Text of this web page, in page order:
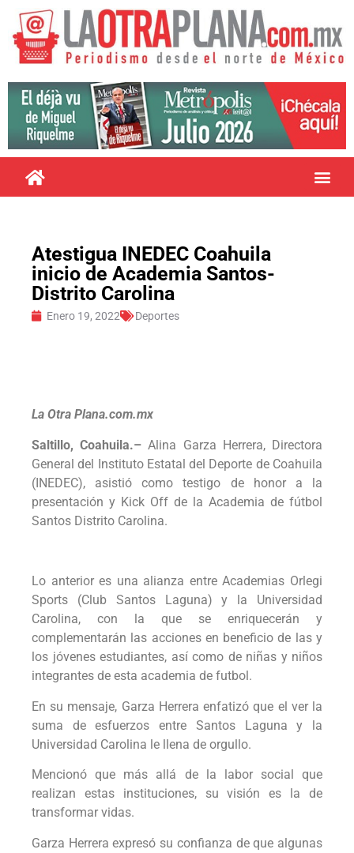
Atestigua INEDEC Coahuila
inicio de Academia Santos-
Distrito Carolina
Enero 19, 2022 Deportes
La Otra Plana.com.mx
Saltillo, Coahuila.– Alina Garza Herrera, Directora
General del Instituto Estatal del Deporte de Coahuila
(INEDEC), asistió como testigo de honor a la
presentación y Kick Off de la Academia de fútbol
Santos Distrito Carolina.
Lo anterior es una alianza entre Academias Orlegi
Sports (Club Santos Laguna) y la Universidad
Carolina, con la que se enriquecerán y
complementarán las acciones en beneficio de las y
los jóvenes estudiantes, así como de niñas y niños
integrantes de esta academia de futbol.
En su mensaje, Garza Herrera enfatizó que el ver la
suma de esfuerzos entre Santos Laguna y la
Universidad Carolina le llena de orgullo.
Mencionó que más allá de la labor social que
realizan estas instituciones, su visión es la de
transformar vidas.
Garza Herrera expresó su confianza de que algunas